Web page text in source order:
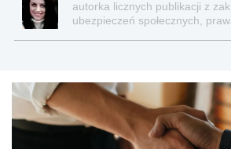
autorka licznych publikacji z
ubezpieczeń społecznych,